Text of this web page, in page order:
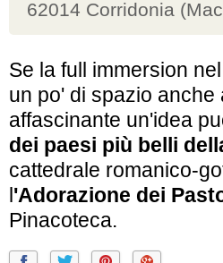
62014 Corridonia
Se la full immersion
un po' di spazio
affascinante un'idea
dei paesi più belli
cattedrale romanico-
l'Adorazione dei
Pinacoteca.